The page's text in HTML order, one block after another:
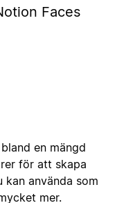
Faces
en mängd
för att skapa
använda som
mer.